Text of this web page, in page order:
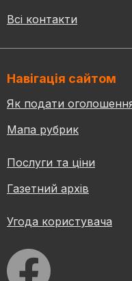
Всі контакти
Навігація сайтом
Як подати
Мапа рубрик
Послуги та ціни
Газетний архів
Угода користувача